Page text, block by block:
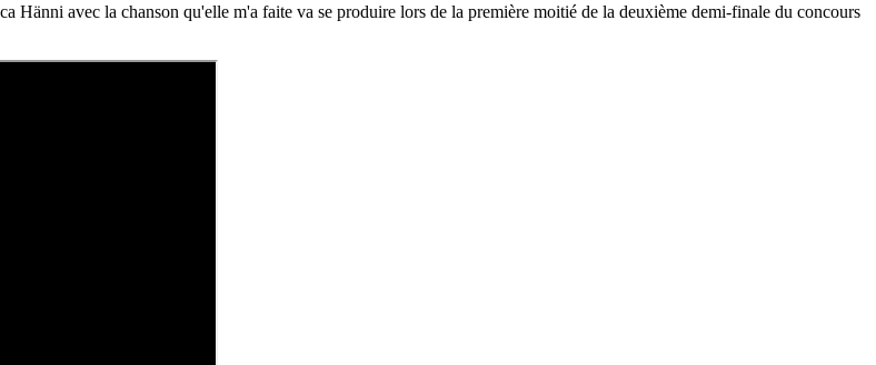
Hänni avec la chanson qu'elle m'a faite va se produire lors de la première moitié de la deuxième demi-finale du concours